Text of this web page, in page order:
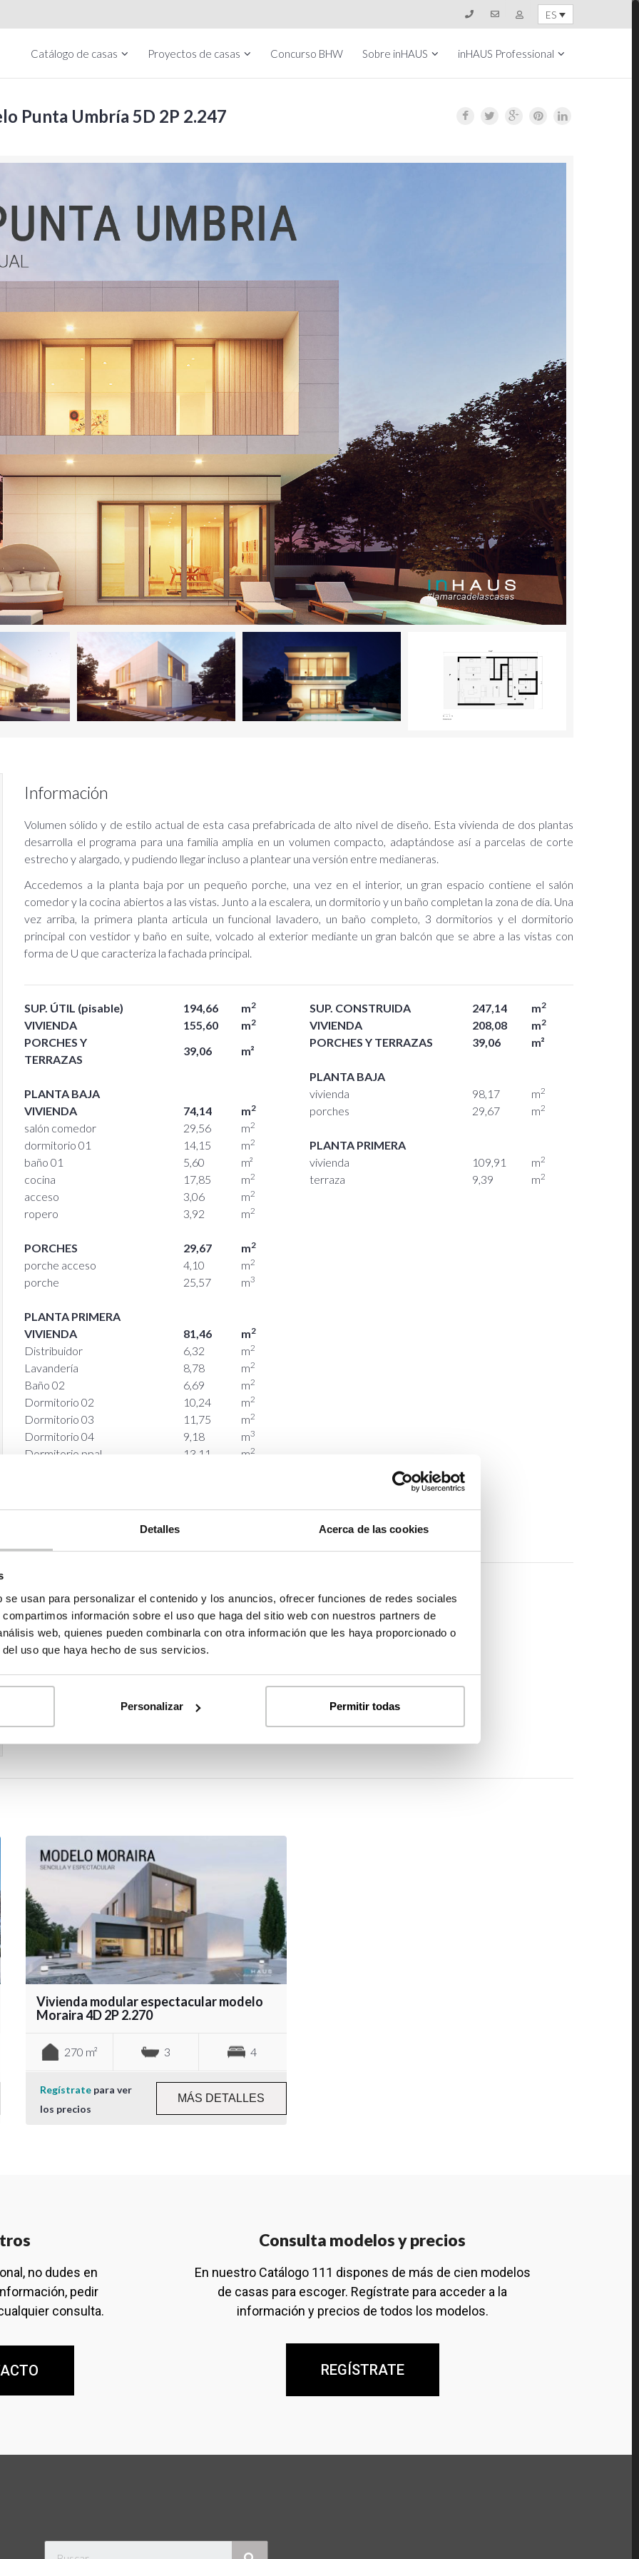
Detalles Acerca de las cookies
usan para personalizar el contenido y los anuncios, ofrecer funciones de redes sociales
información sobre el uso que haga del sitio web con nuestros partners de
web, quienes pueden combinarla con otra información que les haya proporcionado o
uso que haya hecho de sus servicios.
Personalizar Permitir todas
ES
Catálogo de casas Proyectos de casas Concurso BHW Sobre inHAUS inHAUS Professional
Punta Umbría 5D 2P 2.247
Información
Volumen sólido y de estilo actual de esta casa prefabricada de alto nivel de diseño. Esta vivienda de dos plantas
desarrolla el programa para una familia amplia en un volumen compacto, adaptándose así a parcelas de corte
estrecho y alargado, y pudiendo llegar incluso a plantear una versión entre medianeras.
Accedemos a la planta baja por un pequeño porche, una vez en el interior, un gran espacio contiene el salón
comedor y la cocina abiertos a las vistas. Junto a la escalera, un dormitorio y un baño completan la zona de día. Una
vez arriba, la primera planta articula un funcional lavadero, un baño completo, 3 dormitorios y el dormitorio
principal con vestidor y baño en suite, volcado al exterior mediante un gran balcón que se abre a las vistas con
forma de U que caracteriza la fachada principal.
SUP. ÚTIL (pisable) 194,66 m2
VIVIENDA 155,60 m2
PORCHES Y
TERRAZAS
39,06 m²
PLANTA BAJA
VIVIENDA
74,14 m2
salón comedor 29,56 m2
dormitorio 01 14,15 m2
baño 01 5,60
m²
cocina
17,85 m2
acceso 3,06 m2
ropero 3,92 m2
PORCHES 29,67 m2
porche acceso 4,10 m2
porche 25,57 m3
PLANTA PRIMERA
VIVIENDA
81,46 m2
Distribuidor 6,32 m2
Lavandería 8,78 m2
Baño 02 6,69 m2
Dormitorio 02 10,24 m2
Dormitorio 03 11,75 m2
Dormitorio 04 9,18 m3
Dormitorio ppal 13,11 m2
SUP. CONSTRUIDA 247,14 m2
VIVIENDA 208,08 m2
PORCHES Y TERRAZAS 39,06 m²
PLANTA BAJA
vivienda
98,17 m2
porches 29,67 m2
PLANTA PRIMERA
vivienda
109,91 m2
terraza 9,39 m2
Vivienda modular espectacular modelo
Moraira 4D 2P 2.270
270 m² 3 4
Regístratepara ver
los precios
MÁS DETALLES
no dudes en
pedir
consulta.
Consulta modelos y precios
En nuestro Catálogo 111 dispones de más de cien modelos
de casas para escoger. Regístrate para acceder a la
información y precios de todos los modelos.
REGÍSTRATE